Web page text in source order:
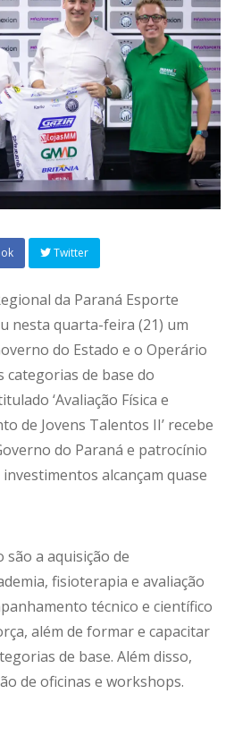
Twitter
da Paraná Esporte
nesta quarta-feira (21) um
do Estado e o Operário
de base do
‘Avaliação Física e
de Jovens Talentos II’ recebe
do Paraná e patrocínio
alcançam quase
a aquisição de
fisioterapia e avaliação
técnico e científico
além de formar e capacitar
de base. Além disso,
de oficinas e workshops.